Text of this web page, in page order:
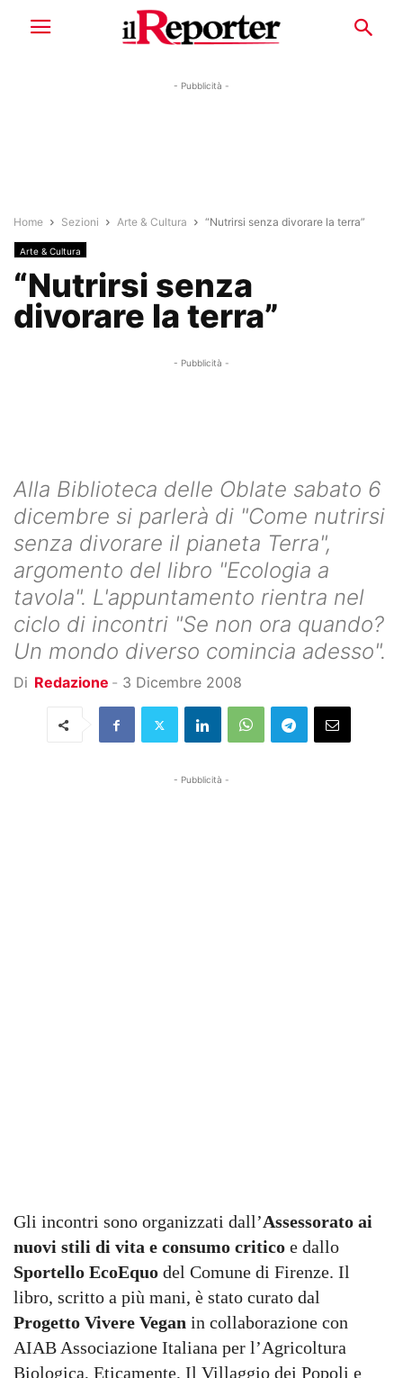
- Pubblicità -
Home Sezioni Arte & Cultura “Nutrirsi senza divorare la terra”
Arte & Cultura
“Nutrirsi senza
divorare la terra”
- Pubblicità -
Alla Biblioteca delle Oblate sabato 6
dicembre si parlerà di "Come nutrirsi
senza divorare il pianeta Terra",
argomento del libro "Ecologia a
tavola". L'appuntamento rientra nel
ciclo di incontri "Se non ora quando?
Un mondo diverso comincia adesso".
Di Redazione - 3 Dicembre 2008
- Pubblicità -
Gli incontri sono organizzati dall’Assessorato ai
nuovi stili di vita e consumo critico e dallo
Sportello EcoEquo del Comune di Firenze. Il
libro, scritto a più mani, è stato curato dal
Progetto Vivere Vegan in collaborazione con
AIAB Associazione Italiana per l’Agricoltura
Biologica, Eticamente, Il Villaggio dei Popoli e